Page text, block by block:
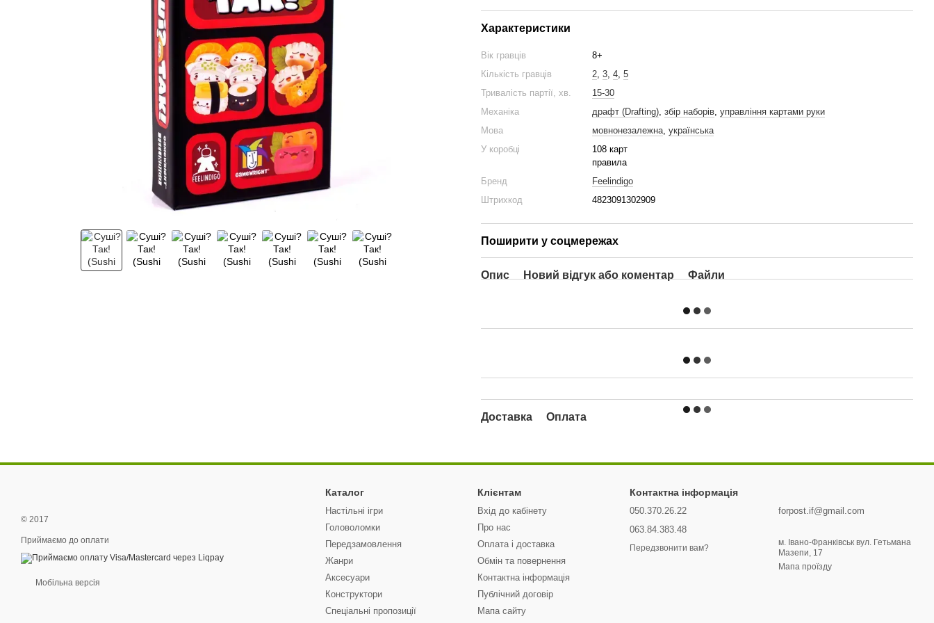
Характеристики
Вік гравців
8+
Кількість гравців
2, 3, 4, 5
Тривалість партії, хв.
15-30
Механіка
драфт (Drafting), збір наборів, управління картами руки
Мова
мовнонезалежна, українська
У коробці
108 карт
правила
Бренд
Feelindigo
Штрихкод
4823091302909
Поширити у соцмережах
Опис Новий відгук або коментар Файли
Доставка Оплата
© 2017
Приймаємо до оплати
Мобільна версія
Каталог
Настільні ігри
Головоломки
Передзамовлення
Жанри
Аксесуари
Конструктори
Спеціальні пропозиції
Клієнтам
Вхід до кабінету
Про нас
Оплата і доставка
Обмін та повернення
Контактна інформація
Публічний договір
Мапа сайту
Контактна інформація
050.370.26.22
063.84.383.48
Передзвонити вам?
forpost.if@gmail.com
м. Івано-Франківськ вул. Гетьмана
Мазепи, 17
Мапа проїзду